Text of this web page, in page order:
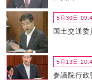
5月30日
国土交通
5月13日
参議院行政